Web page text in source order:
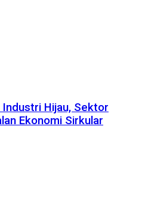
Hijau, Sektor
Ekonomi Sirkular